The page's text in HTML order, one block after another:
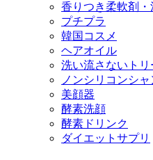
香りつき柔軟剤・
プチプラ
韓国コスメ
ヘアオイル
洗い流さないトリ
ノンシリコンシャ
美顔器
酵素洗顔
酵素ドリンク
ダイエットサプリ